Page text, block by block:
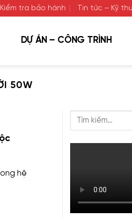
Kiểm tra bảo hành Tin tức – Kỹ
DỰ ÁN – CÔNG TRÌNH
50W
hệ